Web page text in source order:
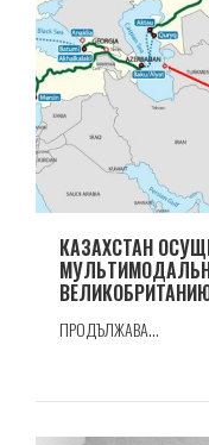
КАЗАХСТАН
ПРОДЪЛЖАВА...